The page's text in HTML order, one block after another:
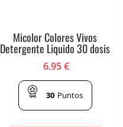
Micolor Colores Vivos
Detergente Liquido 30 dosis
6.95€
30 Puntos